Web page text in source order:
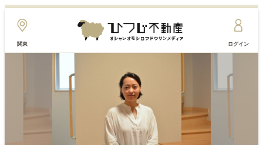
関東 ログイン